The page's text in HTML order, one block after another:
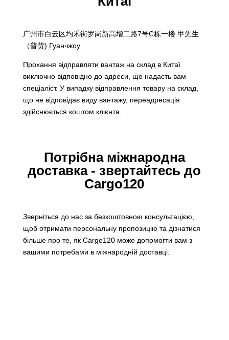
广州市白云区均禾街罗岗新高增二路7号C栋一楼 甲先生
（普货) Гуанчжоу
Прохання відправляти вантаж на склад в Китаї
виключно відповідно до адреси, що надасть вам
спеціаліст. У випадку відправлення товару на склад,
що не відповідає виду вантажу, переадресація
здійснюється коштом клієнта.
Потрібна міжнародна
доставка - звертайтесь до
Cargo120
Зверніться до нас за безкоштовною консультацією,
щоб отримати персональну пропозицію та дізнатися
більше про те, як Cargo120 може допомогти вам з
вашими потребами в міжнародній доставці.